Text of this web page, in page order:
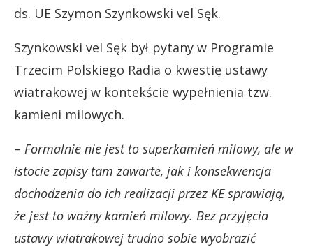
ds. UE Szymon Szynkowski vel Sęk.
Szynkowski vel Sęk był pytany w Programie
Trzecim Polskiego Radia o kwestię ustawy
wiatrakowej w kontekście wypełnienia tzw.
kamieni milowych.
– Formalnie nie jest to superkamień milowy, ale w
istocie zapisy tam zawarte, jak i konsekwencja
dochodzenia do ich realizacji przez KE sprawiają,
że jest to ważny kamień milowy. Bez przyjęcia
ustawy wiatrakowej trudno sobie wyobrazić